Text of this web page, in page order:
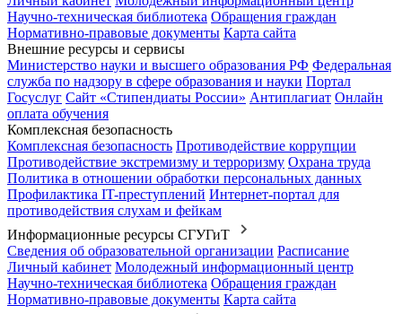
Научно-техническая библиотека Обращения граждан
Нормативно-правовые документы Карта сайта
Внешние ресурсы и сервисы
Министерство науки и высшего образования РФ Федеральная
служба по надзору в сфере образования и науки Портал
Госуслуг Сайт «Стипендиаты России» Антиплагиат Онлайн
оплата обучения
Комплексная безопасность
Комплексная безопасность Противодействие коррупции
Противодействие экстремизму и терроризму Охрана труда
Политика в отношении обработки персональных данных
Профилактика IT-преступлений Интернет-портал для
противодействия слухам и фейкам
Информационные ресурсы СГУГиТ
Сведения об образовательной организации Расписание
Личный кабинет Молодежный информационный центр
Научно-техническая библиотека Обращения граждан
Нормативно-правовые документы Карта сайта